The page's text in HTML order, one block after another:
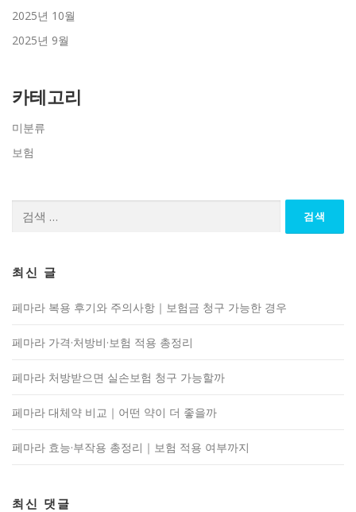
2025년 10월
2025년 9월
카테고리
미분류
보험
최신 글
페마라 복용 후기와 주의사항｜보험금 청구 가능한 경우
페마라 가격·처방비·보험 적용 총정리
페마라 처방받으면 실손보험 청구 가능할까
페마라 대체약 비교｜어떤 약이 더 좋을까
페마라 효능·부작용 총정리｜보험 적용 여부까지
최신 댓글